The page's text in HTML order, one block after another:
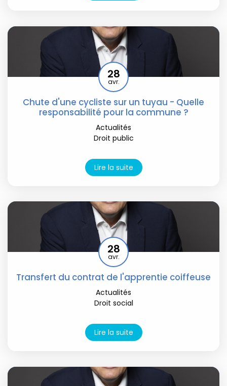
Chute d'une cycliste sur un tuyau - Quelle
responsabilité pour la commune ?
28
avr.
Actualités
Droit public
Lire la suite
Transfert du contrat de l'apprentie coiffeuse
28
avr.
Actualités
Droit social
Lire la suite